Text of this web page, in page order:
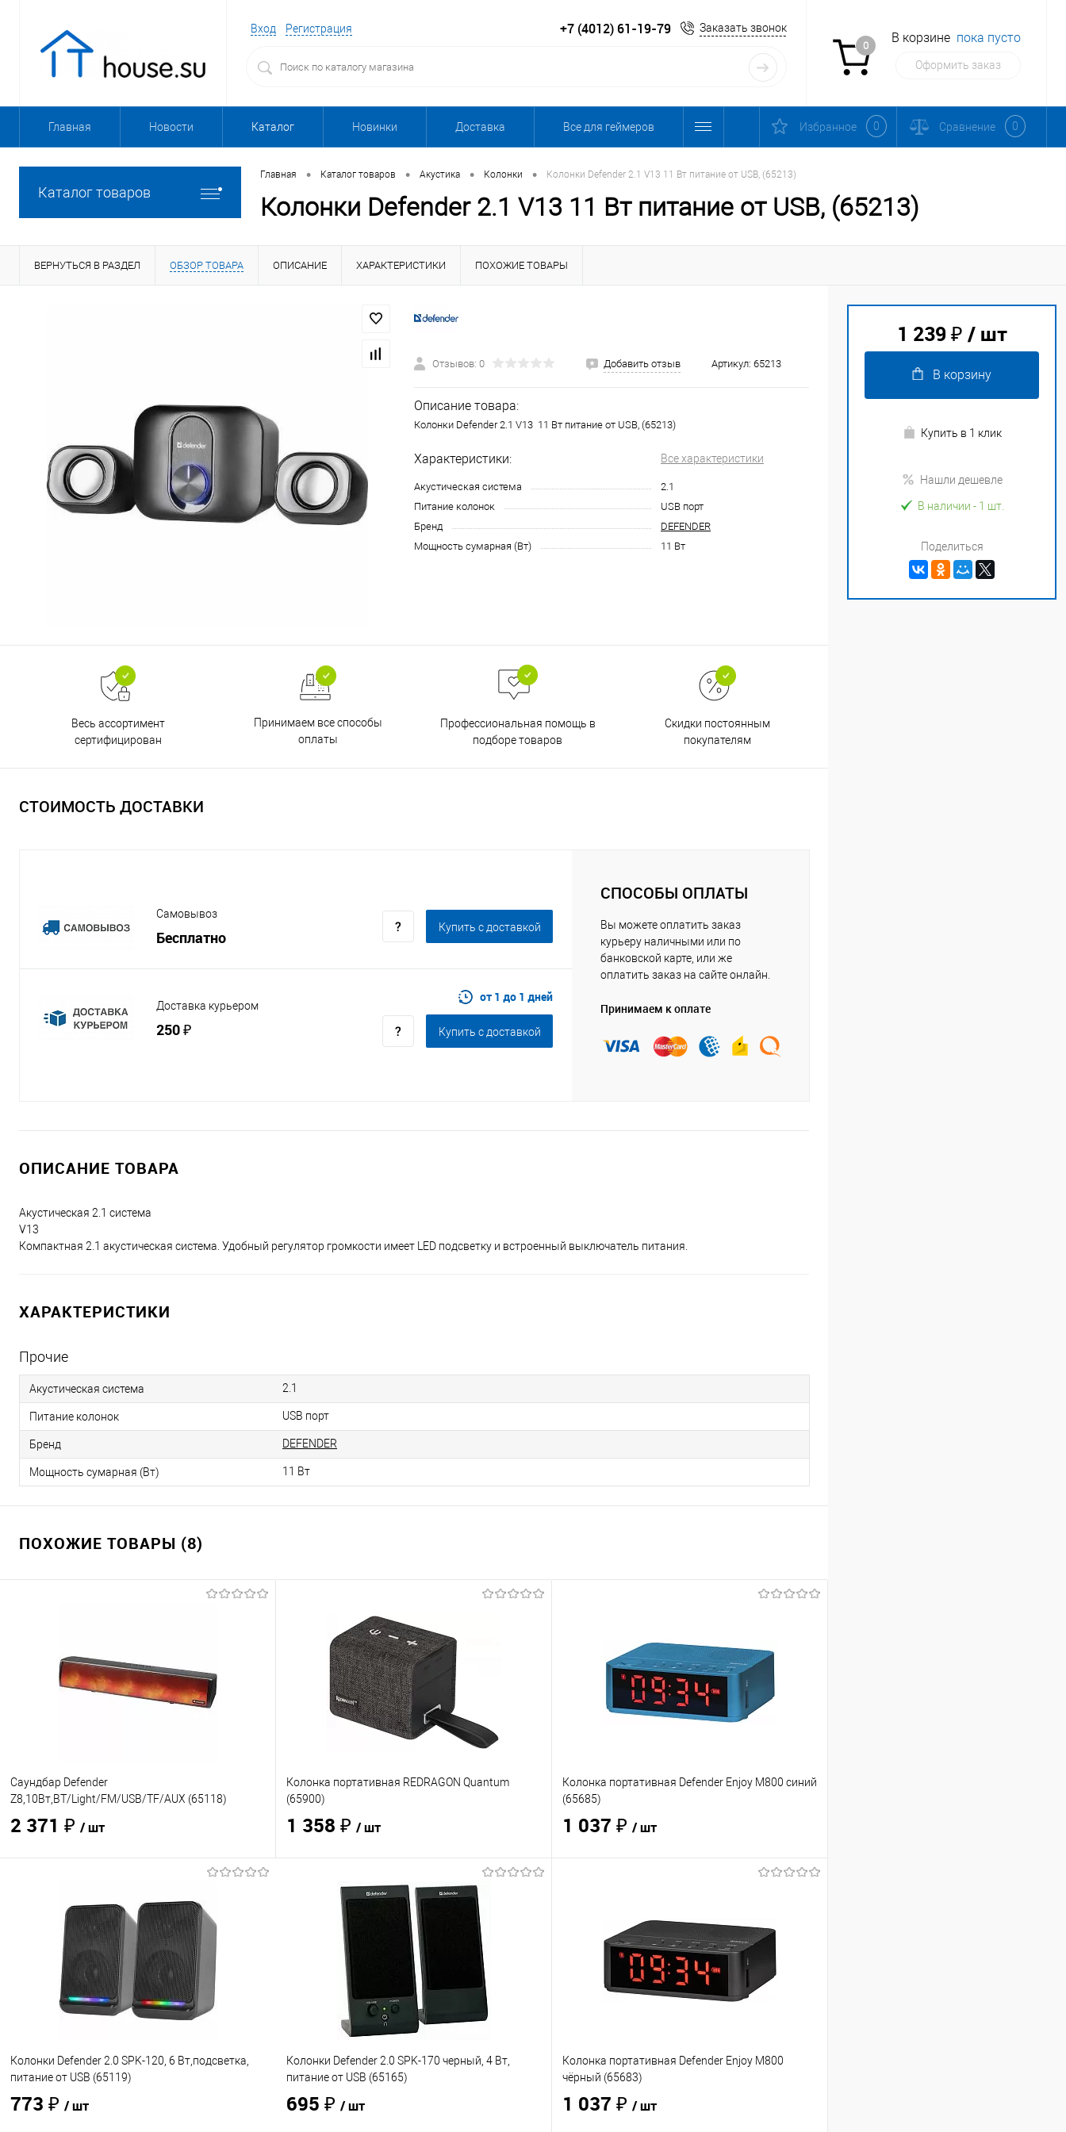
Вход Регистрация +7 (4012) 61-19-79 Заказать звонок
0
В корзине пока пусто
Оформить заказ
Главная Новости Каталог Новинки Доставка Все для геймеров Избранное 0 Сравнение 0
Каталог товаров
Главная • Каталог товаров • Акустика • Колонки • Колонки Defender 2.1 V13 11 Вт питание от USB, (65213)
Колонки Defender 2.1 V13 11 Вт питание от USB, (65213)
ВЕРНУТЬСЯ В РАЗДЕЛ ОБЗОР ТОВАРА ОПИСАНИЕ ХАРАКТЕРИСТИКИ ПОХОЖИЕ ТОВАРЫ
Отзывов: 0 Добавить отзыв Артикул: 65213
Описание товара:
Колонки Defender 2.1 V13 11 Вт питание от USB, (65213)
Характеристики: Все характеристики
Акустическая система
2.1
Питание колонок
USB порт
Бренд
DEFENDER
Мощность сумарная (Вт)
11 Вт
Весь ассортимент
сертифицирован
Принимаем все способы
оплаты
Профессиональная помощь в
подборе товаров
Скидки постоянным
покупателям
СТОИМОСТЬ ДОСТАВКИ
Самовывоз
Бесплатно
Купить c доставкой
Доставка курьером
250 ₽
от 1 до 1 дней
Купить c доставкой
СПОСОБЫ ОПЛАТЫ
Вы можете оплатить заказ
курьеру наличными или по
банковской карте, или же
оплатить заказ на сайте онлайн.
Принимаем к оплате
ОПИСАНИЕ ТОВАРА
Акустическая 2.1 система
V13
Компактная 2.1 акустическая система. Удобный регулятор громкости имеет LED подсветку и встроенный выключатель питания.
ХАРАКТЕРИСТИКИ
Прочие
Акустическая система 2.1
Питание колонок USB порт
Бренд DEFENDER
Мощность сумарная (Вт) 11 Вт
ПОХОЖИЕ ТОВАРЫ (8)
Саундбар Defender
Z8,10Вт,BT/Light/FM/USB/TF/AUX (65118)
2 371 ₽ / шт
Купить в 1 клик
Сравнение
В избранное
В наличии - 1 шт.
Колонка портативная REDRAGON Quantum
(65900)
1 358 ₽ / шт
В корзину
Купить в 1 клик
Сравнение
В избранное
В наличии
Колонка портативная Defender Enjoy M800 синий
(65685)
1 037 ₽ / шт
Купить в 1 клик
Сравнение
В избранное
В наличии - 12 шт.
Колонки Defender 2.0 SPK-120, 6 Вт,подсветка,
питание от USB (65119)
773 ₽ / шт
Колонки Defender 2.0 SPK-170 черный, 4 Вт,
питание от USB (65165)
695 ₽ / шт
Колонка портативная Defender Enjoy M800
чёрный (65683)
1 037 ₽ / шт
1 239 ₽ / шт
В корзину
Купить в 1 клик
Нашли дешевле
В наличии - 1 шт.
Поделиться